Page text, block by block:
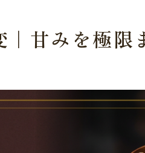
甘みを極限